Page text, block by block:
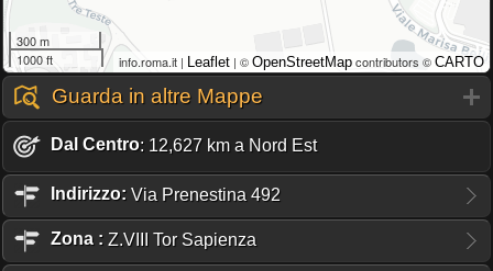
300 m
1000 ft
info.roma.it | Leaflet | © OpenStreetMap contributors © CARTO
Guarda in altre Mappe
Dal Centro: 12,627 km a Nord Est
Indirizzo: Via Prenestina 492
Zona : Z.VIII Tor Sapienza